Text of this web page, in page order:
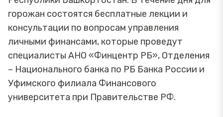
горожан состоятся бесплатные лекции и
консультации по вопросам управления
личными финансами, которые проведут
специалисты АНО «Финцентр РБ», Отделения
– Национального банка по РБ Банка России и
Уфимского филиала Финансового
университета при Правительстве РФ.